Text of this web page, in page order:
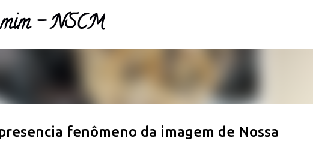
mim - NSCM
fenômeno da imagem de Nossa